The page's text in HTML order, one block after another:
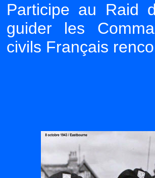
Participe au Raid
guider les
civils Français